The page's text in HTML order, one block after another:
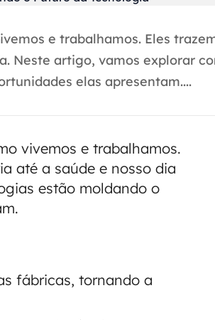
e trabalhamos. Eles
Neste artigo, vamos explorar
elas apresentam....
vivemos e trabalhamos.
até a saúde e nosso dia
estão moldando o
fábricas, tornando a